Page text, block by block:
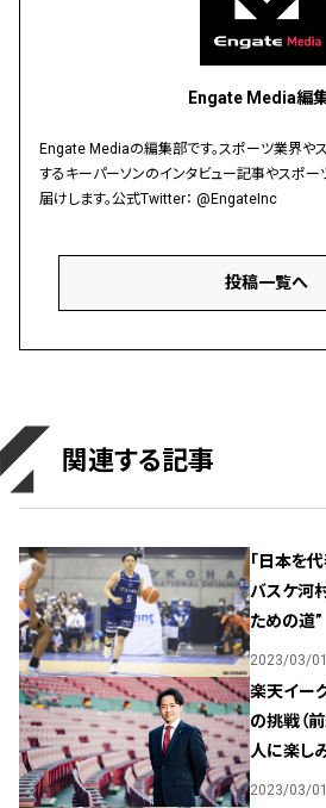
Engate Media編
Engate Mediaの編集部です。スポーツ業界や
するキーパーソンのインタビュー記事やスポ
届けします。公式Twitter： @EngateInc
投稿一覧へ
関連する記事
「日本を
バスケ河
ための道”
2023/03/01
楽天イー
の挑戦（前
人に楽し
2023/03/01